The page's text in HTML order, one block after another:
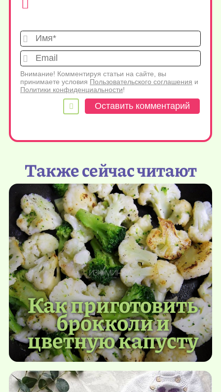
Имя*
Внимание! Комментируя статьи на сайте, вы
принимаете условия Пользовательского соглашения и
Политики конфиденциальности!
Также сейчас читают
Как приготовить
брокколи и
цветную капусту